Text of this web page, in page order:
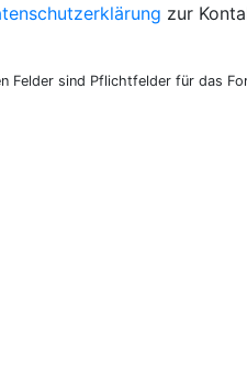
zur
Felder sind Pflichtfelder für das